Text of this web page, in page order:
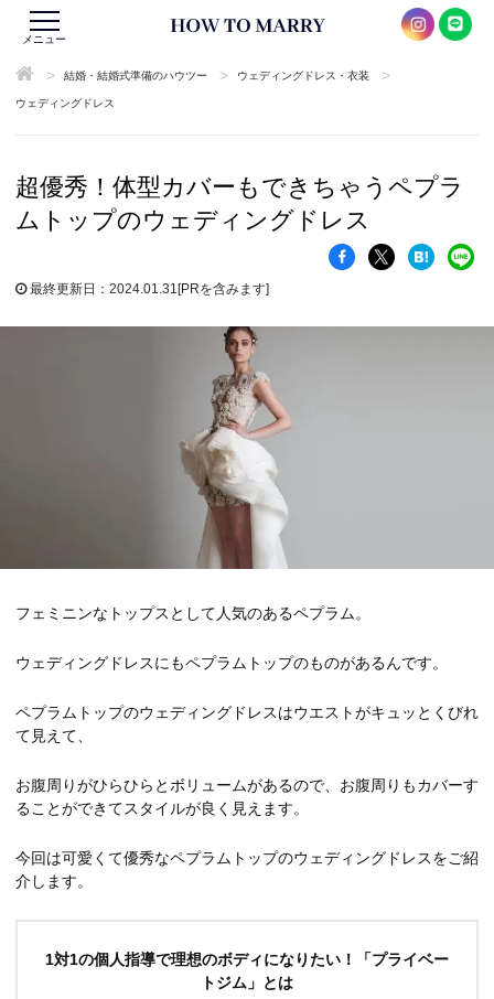
メニュー
> 結婚・結婚式準備のハウツー > ウェディングドレス・衣装 >
ウェディングドレス
超優秀！体型カバーもできちゃうペプラ
ムトップのウェディングドレス
最終更新日：2024.01.31 [PRを含みます]
フェミニンなトップスとして人気のあるペプラム。
ウェディングドレスにもペプラムトップのものがあるんです。
ペプラムトップのウェディングドレスはウエストがキュッとくびれ
て見えて、
お腹周りがひらひらとボリュームがあるので、お腹周りもカバーす
ることができてスタイルが良く見えます。
今回は可愛くて優秀なペプラムトップのウェディングドレスをご紹
介します。
1対1の個人指導で理想のボディになりたい！「プライベー
トジム」とは